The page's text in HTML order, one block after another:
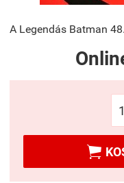
A Legendás Batman
